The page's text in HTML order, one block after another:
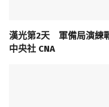
漢光第2天 軍備局演練
中央社 CNA